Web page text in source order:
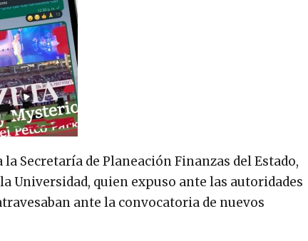
Secretaría de Planeación Finanzas del Estado,
Universidad, quien expuso ante las autoridades
ante la convocatoria de nuevos